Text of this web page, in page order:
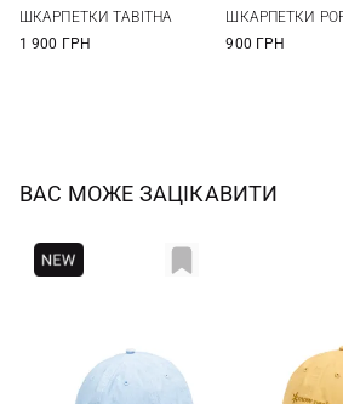
ШКАРПЕТКИ TABITHA
1 900 ГРН
ШКАРПЕТКИ
900 ГРН
ВАС МОЖЕ ЗАЦІКАВИТИ